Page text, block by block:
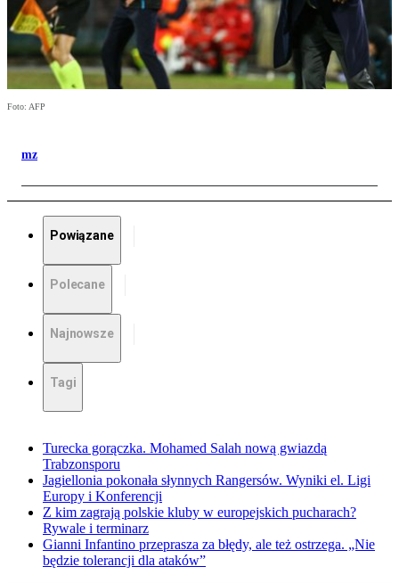
Foto: AFP
mz
Powiązane
Polecane
Najnowsze
Tagi
Turecka gorączka. Mohamed Salah nową gwiazdą
Trabzonsporu
Jagiellonia pokonała słynnych Rangersów. Wyniki el. Ligi
Europy i Konferencji
Z kim zagrają polskie kluby w europejskich pucharach?
Rywale i terminarz
Gianni Infantino przeprasza za błędy, ale też ostrzega. „Nie
będzie tolerancji dla ataków”